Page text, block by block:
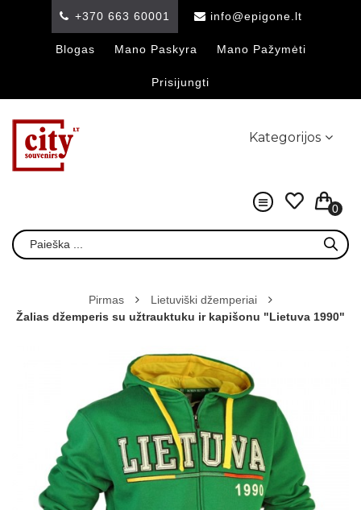
+370 663 60001 info@epigone.lt
Blogas Mano Paskyra Mano Pažymėti
Prisijungti
Kategorijos
0
Pirmas
Lietuviški džemperiai
Žalias džemperis su užtrauktuku ir kapišonu "Lietuva 1990"